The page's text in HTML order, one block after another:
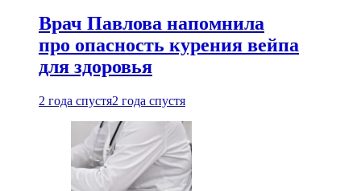
Врач Павлова напомнила
про опасность курения вейпа
для здоровья
2 года спустя2 года спустя